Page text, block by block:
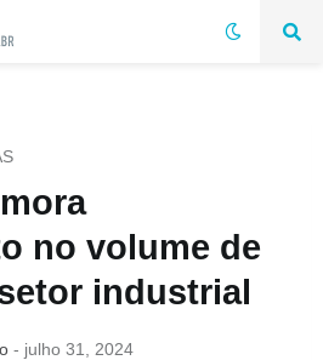
no volume de
industrial
- julho 31, 2024